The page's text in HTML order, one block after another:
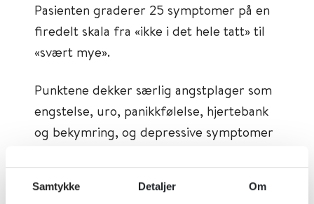
Samtykke Detaljer Om
Pasienten graderer 25 symptomer på en
firedelt skala fra «ikke i det hele tatt» til
«svært mye».
Punktene dekker særlig angstplager som
engstelse, uro, panikkfølelse, hjertebank
og bekymring, og depressive symptomer
søvnvansker, lav energi, redusert
interesse og selvkritikk.